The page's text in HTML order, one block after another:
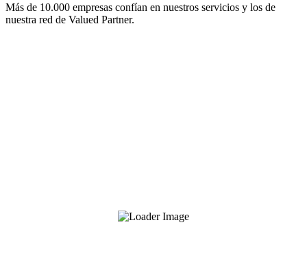
Más de 10.000 empresas confían en nuestros servicios y los de
nuestra red de Valued Partner.